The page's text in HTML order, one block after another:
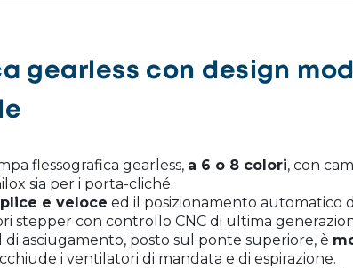
gearless con design
flessografica gearless, a 6 o 8 colori, con
sia per i porta-cliché.
e veloce ed il posizionamento automatico
stepper con controllo CNC di ultima
asciugamento, posto sul ponte superiore, è
i ventilatori di mandata e di espirazione.